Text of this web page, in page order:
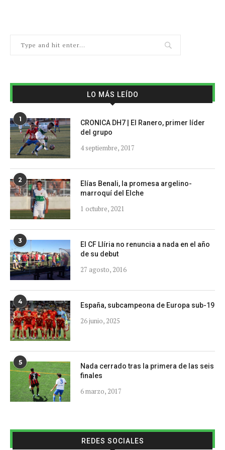
LO MÁS LEÍDO
1
CRONICA DH7 | El Ranero, primer líder
del grupo
4 septiembre, 2017
2
Elías Benali, la promesa argelino-
marroquí del Elche
1 octubre, 2021
3
El CF Llíria no renuncia a nada en el año
de su debut
27 agosto, 2016
4 España, subcampeona de Europa sub-19
26 junio, 2025
5
Nada cerrado tras la primera de las seis
finales
6 marzo, 2017
REDES SOCIALES